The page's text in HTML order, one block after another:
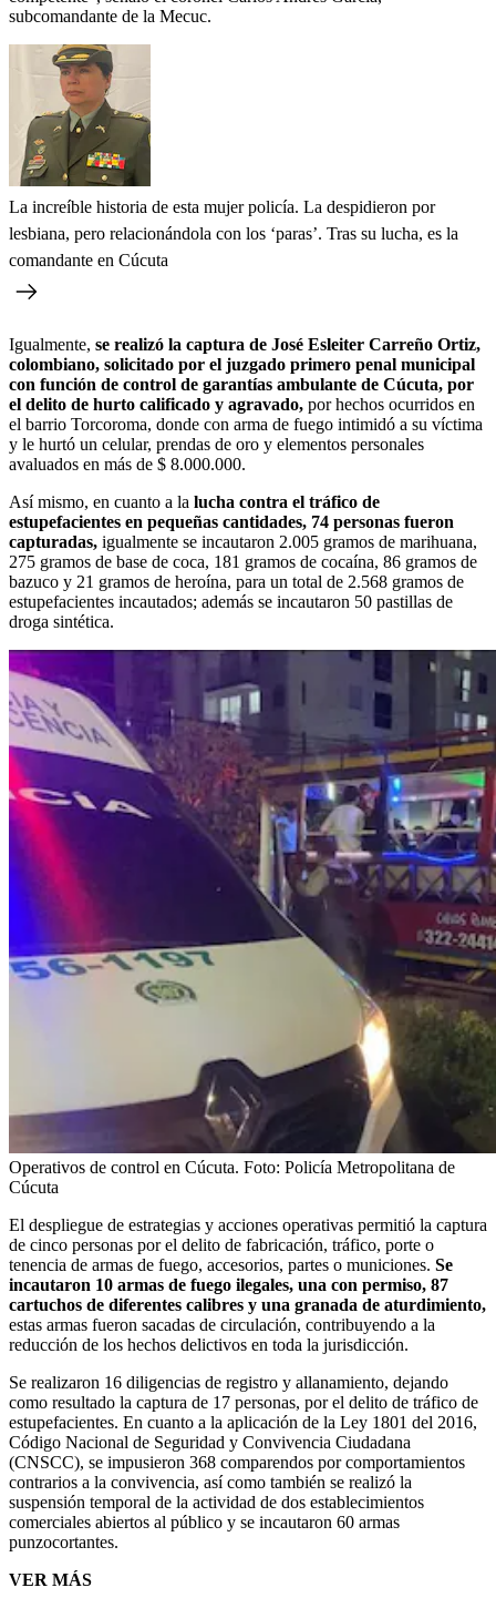
subcomandante de la Mecuc.
La increíble historia de esta mujer policía. La despidieron por
lesbiana, pero relacionándola con los ‘paras’. Tras su lucha, es la
comandante en Cúcuta
Igualmente, se realizó la captura de José Esleiter Carreño Ortiz,
colombiano, solicitado por el juzgado primero penal municipal
con función de control de garantías ambulante de Cúcuta, por
el delito de hurto calificado y agravado, por hechos ocurridos en
el barrio Torcoroma, donde con arma de fuego intimidó a su víctima
y le hurtó un celular, prendas de oro y elementos personales
avaluados en más de $ 8.000.000.
Así mismo, en cuanto a la lucha contra el tráfico de
estupefacientes en pequeñas cantidades, 74 personas fueron
capturadas, igualmente se incautaron 2.005 gramos de marihuana,
275 gramos de base de coca, 181 gramos de cocaína, 86 gramos de
bazuco y 21 gramos de heroína, para un total de 2.568 gramos de
estupefacientes incautados; además se incautaron 50 pastillas de
droga sintética.
Operativos de control en Cúcuta. Foto: Policía Metropolitana de
Cúcuta
El despliegue de estrategias y acciones operativas permitió la captura
de cinco personas por el delito de fabricación, tráfico, porte o
tenencia de armas de fuego, accesorios, partes o municiones. Se
incautaron 10 armas de fuego ilegales, una con permiso, 87
cartuchos de diferentes calibres y una granada de aturdimiento,
estas armas fueron sacadas de circulación, contribuyendo a la
reducción de los hechos delictivos en toda la jurisdicción.
Se realizaron 16 diligencias de registro y allanamiento, dejando
como resultado la captura de 17 personas, por el delito de tráfico de
estupefacientes. En cuanto a la aplicación de la Ley 1801 del 2016,
Código Nacional de Seguridad y Convivencia Ciudadana
(CNSCC), se impusieron 368 comparendos por comportamientos
contrarios a la convivencia, así como también se realizó la
suspensión temporal de la actividad de dos establecimientos
comerciales abiertos al público y se incautaron 60 armas
punzocortantes.
VER MÁS